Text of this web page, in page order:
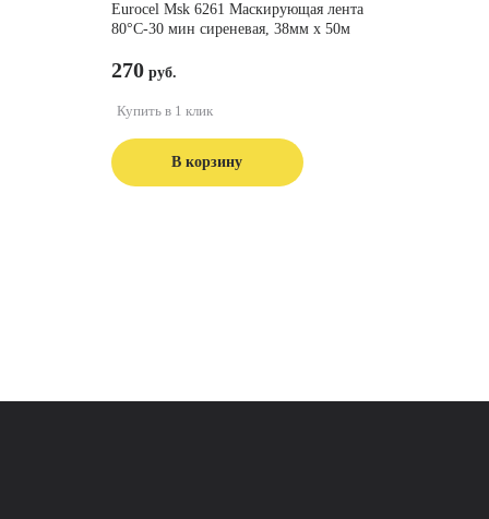
Eurocel Msk 6261 Маскирующая лента
80°C-30 мин сиреневая, 38мм x 50м
270
В корзину
Купить в 1 клик